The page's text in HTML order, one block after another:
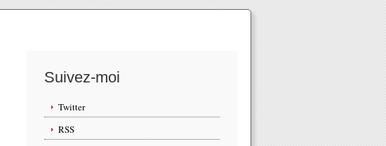
Suivez-moi
Twitter
RSS